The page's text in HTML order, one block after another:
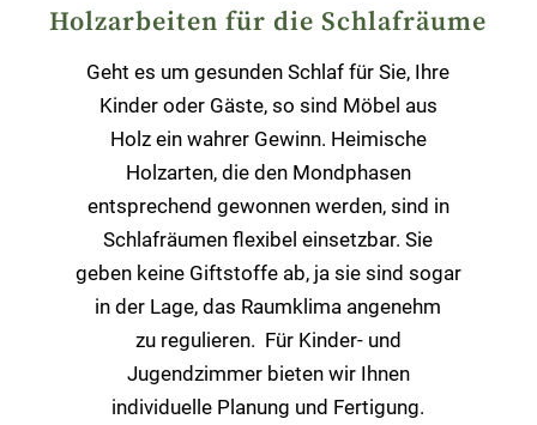
Holzarbeiten für die Schlafräume
Geht es um gesunden Schlaf für Sie, Ihre
Kinder oder Gäste, so sind Möbel aus
Holz ein wahrer Gewinn. Heimische
Holzarten, die den Mondphasen
entsprechend gewonnen werden, sind in
Schlafräumen flexibel einsetzbar. Sie
geben keine Giftstoffe ab, ja sie sind sogar
in der Lage, das Raumklima angenehm
zu regulieren. Für Kinder- und
Jugendzimmer bieten wir Ihnen
individuelle Planung und Fertigung.